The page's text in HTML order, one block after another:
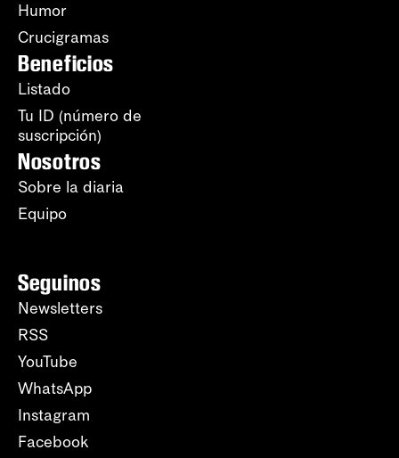
Humor
Crucigramas
Beneficios
Listado
Tu ID (número de
suscripción)
Nosotros
Sobre la diaria
Equipo
Seguinos
Newsletters
RSS
YouTube
WhatsApp
Instagram
Facebook